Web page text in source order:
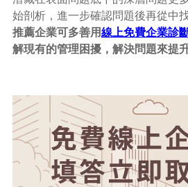
始剖析，進一步確認問題後再從中
推薦企業可多善用線上免費企業診
解現有的管理困擾，解決問題來提